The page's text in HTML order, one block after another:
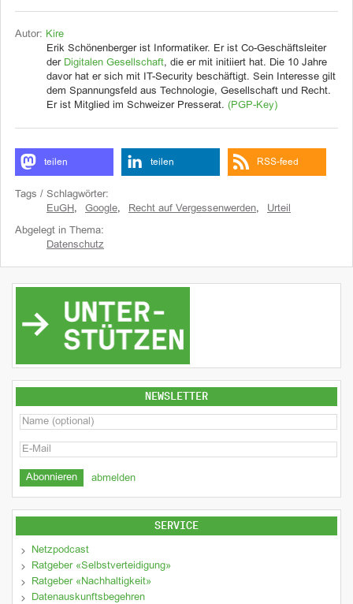
Autor: Kire
Erik Schönenberger ist Informatiker. Er ist Co-Geschäftsleiter
der Digitalen Gesellschaft, die er mit initiiert hat. Die 10 Jahre
davor hat er sich mit IT-Security beschäftigt. Sein Interesse gilt
dem Spannungsfeld aus Technologie, Gesellschaft und Recht.
Er ist Mitglied im Schweizer Presserat. (PGP-Key)
teilen teilen RSS-feed
Tags / Schlagwörter:
EuGH , Google, Recht auf Vergessenwerden, Urteil
Abgelegt in Thema:
Datenschutz
NEWSLETTER
abmelden
SERVICE
Netzpodcast
Ratgeber «Selbstverteidigung»
Ratgeber «Nachhaltigkeit»
Datenauskunftsbegehren